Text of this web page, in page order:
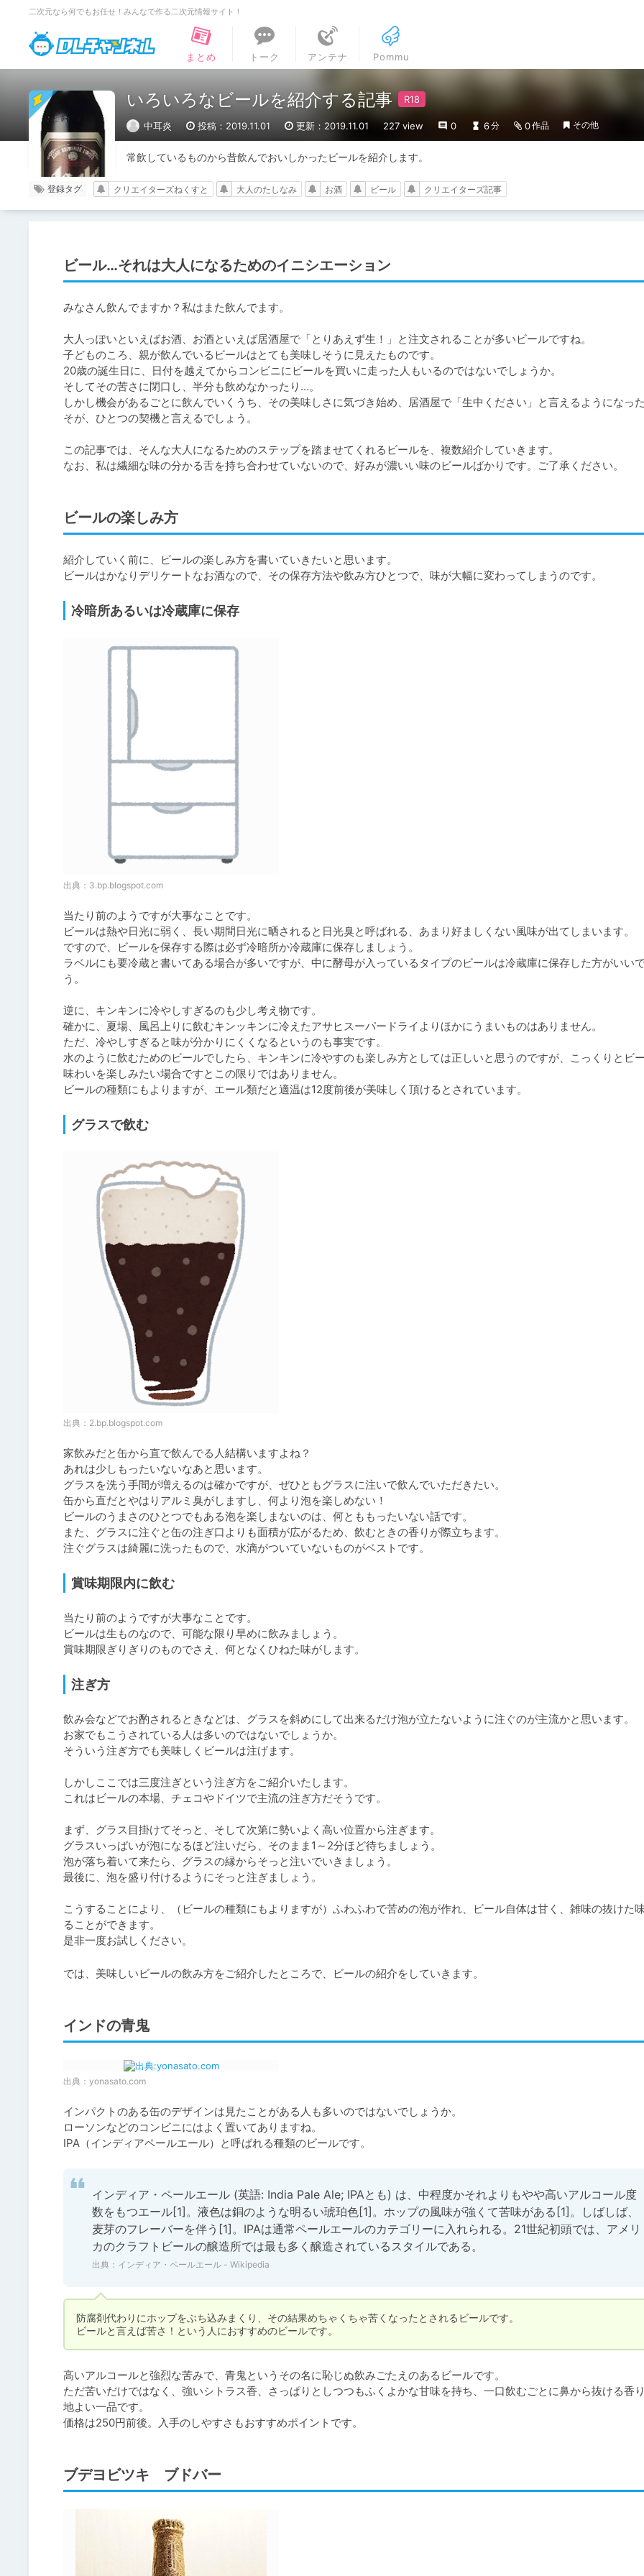
二次元なら何でもお任せ！みんなで作る二次元情報サイト！
DLチャンネル
まとめ
トーク アンテナ Pommu
いろいろなビールを紹介する記事
中耳炎 投稿：2019.11.01 更新：2019.11.01 227 view 0 6分 0作品 その他
常飲しているものから昔飲んでおいしかったビールを紹介します。
登録タグ クリエイターズねくすと 大人のたしなみ お酒 ビール クリエイターズ記事
ビール…それは大人になるためのイニシエーション
みなさん飲んでますか？私はまた飲んでます。
大人っぽいといえばお酒、お酒といえば居酒屋で「とりあえず生！」と注文されることが多いビールですね。
子どものころ、親が飲んでいるビールはとても美味しそうに見えたものです。
20歳の誕生日に、日付を越えてからコンビニにビールを買いに走った人もいるのではないでしょうか。
そしてその苦さに閉口し、半分も飲めなかったり…。
しかし機会があるごとに飲んでいくうち、その美味しさに気づき始め、居酒屋で「生中ください」と言えるようになっ
そが、ひとつの契機と言えるでしょう。
この記事では、そんな大人になるためのステップを踏ませてくれるビールを、複数紹介していきます。
なお、私は繊細な味の分かる舌を持ち合わせていないので、好みが濃いい味のビールばかりです。ご了承ください。
ビールの楽しみ方
紹介していく前に、ビールの楽しみ方を書いていきたいと思います。
冷暗所あるいは冷蔵庫に保存
出典： 3.bp.blogspot.com
当たり前のようですが大事なことです。
ビールは熱や日光に弱く、長い期間日光に晒されると日光臭と呼ばれる、あまり好ましくない風味が出てしまいます。
ですので、ビールを保存する際は必ず冷暗所か冷蔵庫に保存しましょう。
ラベルにも要冷蔵と書いてある場合が多いですが、中に酵母が入っているタイプのビールは冷蔵庫に保存した方がいい
う。
逆に、キンキンに冷やしすぎるのも少し考え物です。
確かに、夏場、風呂上りに飲むキンッキンに冷えたアサヒスーパードライよりほかにうまいものはありません。
ただ、冷やしすぎると味が分かりにくくなるというのも事実です。
水のように飲むためのビールでしたら、キンキンに冷やすのも楽しみ方としては正しいと思うのですが、こっくりとビ
味わいを楽しみたい場合ですとこの限りではありません。
グラスで飲む
出典： 2.bp.blogspot.com
家飲みだと缶から直で飲んでる人結構いますよね？
あれは少しもったいないなあと思います。
グラスを洗う手間が増えるのは確かですが、ぜひともグラスに注いで飲んでいただきたい。
缶から直だとやはりアルミ臭がしますし、何より泡を楽しめない！
ビールのうまさのひとつでもある泡を楽しまないのは、何とももったいない話です。
また、グラスに注ぐと缶の注ぎ口よりも面積が広がるため、飲むときの香りが際立ちます。
注ぐグラスは綺麗に洗ったもので、水滴がついていないものがベストです。
賞味期限内に飲む
当たり前のようですが大事なことです。
ビールは生ものなので、可能な限り早めに飲みましょう。
注ぎ方
飲み会などでお酌されるときなどは、グラスを斜めにして出来るだけ泡が立たないように注ぐのが主流かと思います。
お家でもこうされている人は多いのではないでしょうか。
そういう注ぎ方でも美味しくビールは注げます。
しかしここでは三度注ぎという注ぎ方をご紹介いたします。
これはビールの本場、チェコやドイツで主流の注ぎ方だそうです。
まず、グラス目掛けてそっと、そして次第に勢いよく高い位置から注ぎます。
グラスいっぱいが泡になるほど注いだら、そのまま1～2分ほど待ちましょう。
泡が落ち着いて来たら、グラスの縁からそっと注いでいきましょう。
最後に、泡を盛り付けるようにそっと注ぎましょう。
こうすることにより、（ビールの種類にもよりますが）ふわふわで苦めの泡が作れ、ビール自体は甘く、雑味の抜けた
ることができます。
是非一度お試しください。
インドの青鬼
出典： yonasato.com
インパクトのある缶のデザインは見たことがある人も多いのではないでしょうか。
ローソンなどのコンビニにはよく置いてありますね。
IPA（インディアペールエール）と呼ばれる種類のビールです。
インディア・ペールエール (英語: India Pale Ale; IPAとも) は、中程度かそれよりもやや高いアルコール度
数をもつエール[1]。液色は銅のような明るい琥珀色[1]。ホップの風味が強くて苦味がある[1]。しばしば、
麦芽のフレーバーを伴う[1]。IPAは通常ペールエールのカテゴリーに入れられる。21世紀初頭では、アメリ
カのクラフトビールの醸造所では最も多く醸造されているスタイルである。
出典： インディア・ペールエール - Wikipedia
防腐剤代わりにホップをぶち込みまくり、その結果めちゃくちゃ苦くなったとされるビールです。
ビールと言えば苦さ！という人におすすめのビールです。
高いアルコールと強烈な苦みで、青鬼というその名に恥じぬ飲みごたえのあるビールです。
ただ苦いだけではなく、強いシトラス香、さっぱりとしつつもふくよかな甘味を持ち、一口飲むごとに鼻から抜ける香
地よい一品です。
価格は250円前後。入手のしやすさもおすすめポイントです。
ブデヨビツキ ブドバー